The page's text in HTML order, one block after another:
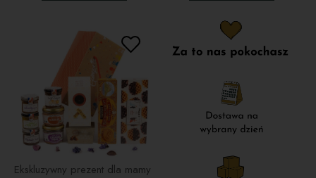
Ekskluzywny prezent dla mamy